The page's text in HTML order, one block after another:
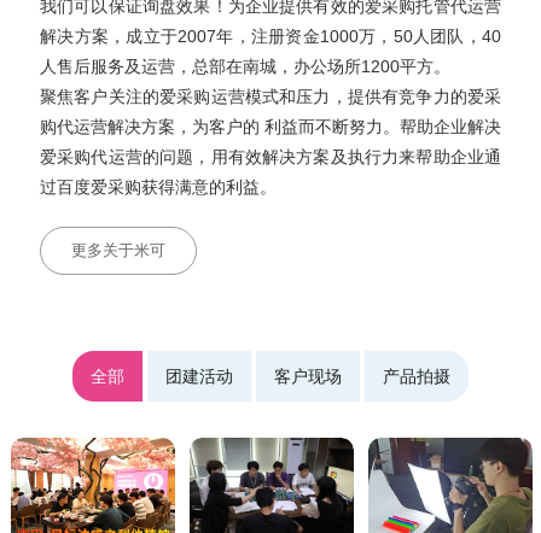
我们可以保证询盘效果！为企业提供有效的爱采购托管代运营
解决方案，成立于2007年，注册资金1000万，50人团队，40
人售后服务及运营，总部在南城，办公场所1200平方。
聚焦客户关注的爱采购运营模式和压力，提供有竞争力的爱采
购代运营解决方案，为客户的 利益而不断努力。帮助企业解决
爱采购代运营的问题，用有效解决方案及执行力来帮助企业通
过百度爱采购获得满意的利益。
更多关于米可
全部 团建活动 客户现场 产品拍摄